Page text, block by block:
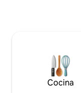
Estacionamiento Lumière es único en
Santa Lucía y
“glamping” de lujo
de la paz Y laCocina